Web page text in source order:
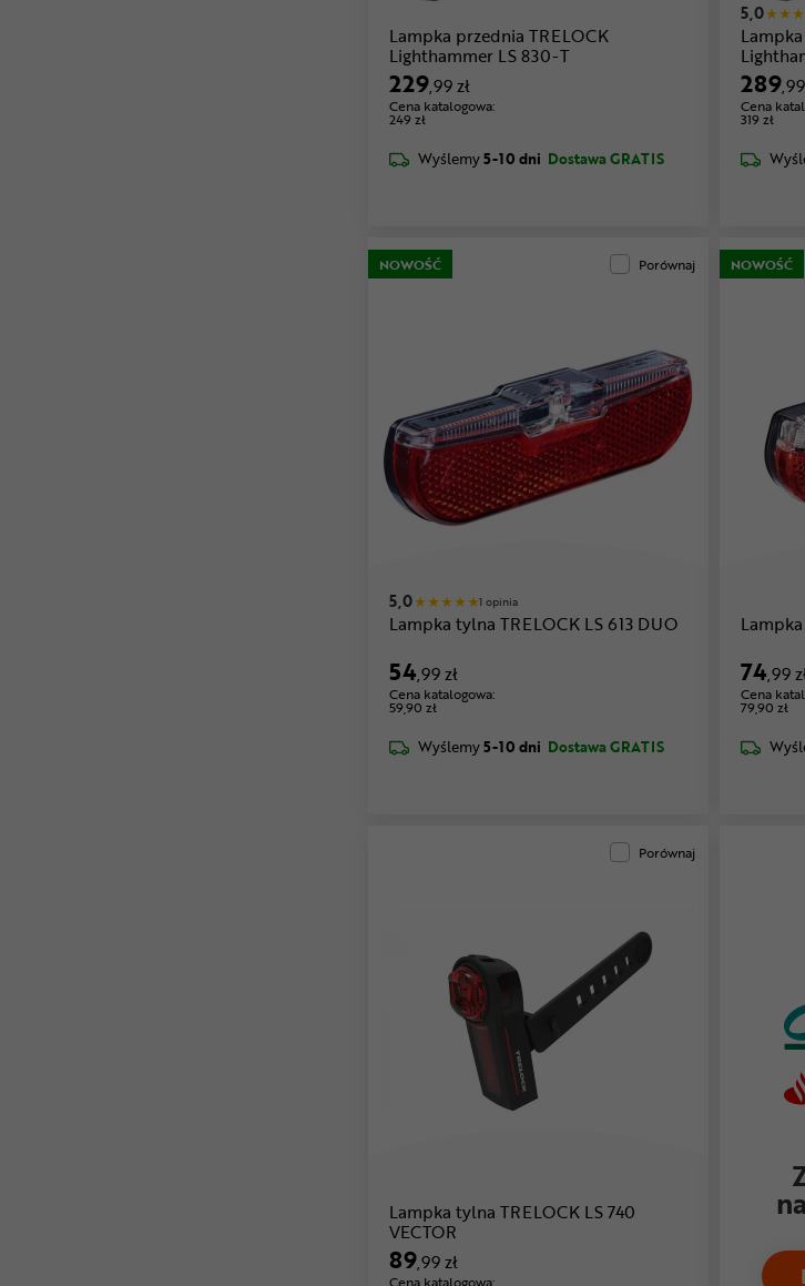
Lampka przednia TRELOCK
Lighthammer LS 830-T
229,99 zł
Cena katalogowa:
249 zł
Wyślemy5-10 dni Dostawa GRATIS
5,0
289
Cena
319 zł
NOWOŚĆ Porównaj
5,0 1 opinia
Lampka tylna TRELOCK LS 613 DUO
54,99 zł
Cena katalogowa:
59,90 zł
Wyślemy5-10 dni Dostawa GRATIS
NOWOŚĆ
74,99
Cena
79,90 zł
Porównaj
Lampka tylna TRELOCK LS 740
VECTOR
89,99 zł
Cena katalogowa: